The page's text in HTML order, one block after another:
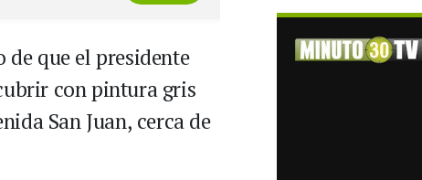
de que el presidente
con pintura gris
San Juan, cerca de